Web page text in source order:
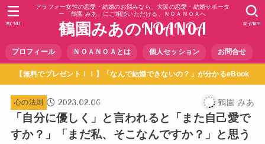
アラフォー女性の恋愛・結婚のお悩みなら、大阪の恋愛・結婚サポータ
ー「鶴園 みあ」にご相談いただける、ＮＯＡＮＯＡへ
鶴園みあのNOANOA
プロフィール ＮＯＡＮＯＡとは 個人セッション お問合せ
SEARCH
MENU
【無料でプレゼント！！】「なんで結婚できないの？」が分かるeBook
心の法則 2023.02.06 鶴園 みあ
「自分に優しく」と言われると「また自己愛で
すか？」「まだ私、そこなんですか？」と思う